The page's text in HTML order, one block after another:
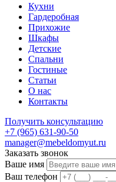
Кухни
Гардеробная
Прихожие
Шкафы
Детские
Спальни
Гостиные
Статьи
О нас
Контакты
Получить консультацию
+7 (965) 631-90-50
manager@mebeldomyut.ru
Заказать звонок
Ваше имя
Ваш телефон